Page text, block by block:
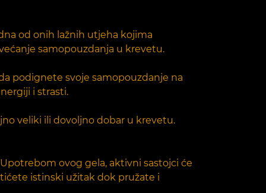
od onih lažnih utjeha kojima
samopouzdanja u krevetu.
podignete svoje samopouzdanje na
i strasti.
veliki ili dovoljno dobar u krevetu.
ovog gela, aktivni sastojci će
istinski užitak dok pružate i